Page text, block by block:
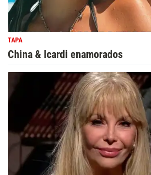
TAPA
China & Icardi enamorados